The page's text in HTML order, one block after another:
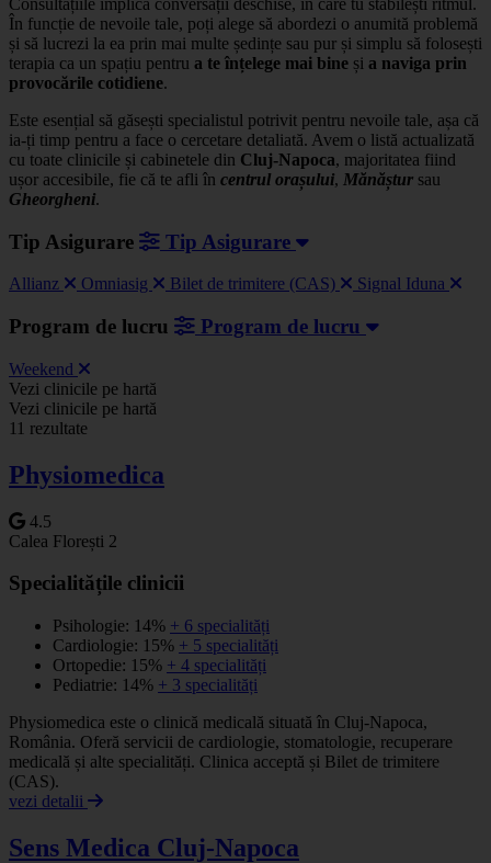
În funcție de nevoile tale, poți alege să abordezi o anumită problemă
și să lucrezi la ea prin mai multe ședințe sau pur și simplu să folosești
terapia ca un spațiu pentru a te înțelege mai bine și a naviga prin
provocările cotidiene.
Este esențial să găsești specialistul potrivit pentru nevoile tale, așa că
ia-ți timp pentru a face o cercetare detaliată. Avem o listă actualizată
cu toate clinicile și cabinetele din Cluj-Napoca, majoritatea fiind
ușor accesibile, fie că te afli în centrul orașului, Mănăștur sau
Gheorgheni.
Tip Asigurare Tip Asigurare
Allianz Omniasig Bilet de trimitere (CAS) Signal Iduna
Program de lucru Program de lucru
Weekend
+
−
Vezi clinicile pe hartă
Vezi clinicile pe hartă
11 rezultate
Physiomedica
4.5
Calea Florești 2
Specialitățile clinicii
Psihologie: 14% + 6 specialități
Cardiologie: 15% + 5 specialități
Ortopedie: 15% + 4 specialități
Pediatrie: 14% + 3 specialități
Physiomedica este o clinică medicală situată în Cluj-Napoca,
România. Oferă servicii de cardiologie, stomatologie, recuperare
medicală și alte specialități. Clinica acceptă și Bilet de trimitere
(CAS).
vezi detalii
Sens Medica Cluj-Napoca